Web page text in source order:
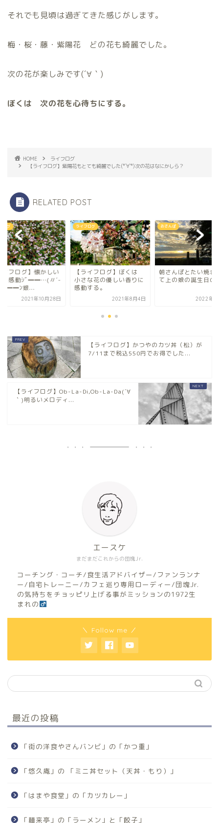
それでも見頃は過ぎてきた感じがします。
梅・桜・藤・紫陽花 どの花も綺麗でした。
次の花が楽しみです(´∀｀)
ぼくは 次の花を心待ちにする。
HOME
ライフログ
【ライフログ】紫陽花もとても綺麗でした(*´∀`*)次の花はなにかしら？
RELATED POST
ログ
イフログ】懐かしい
に感動ｼﾞ━━…(〃´-
ﾝ銀...
2021年10月28日
ライフログ
【ライフログ】ぼくは
小さな花の優しい香りに
感動する。
2021年8月4日
おさんぽ
朝さんぽとたい焼き
て上の娘の誕生日の
2022年7
【ライフログ】かつやのカツ丼（松）が
7/11まで税込550円でお得でした...
【ライフログ】Ob-La-Di,Ob-La-Da(´∀
｀)明るいメロディ...
まだまだこれからの団塊Jr.
エースケ
コーチング・コーチ/食生活アドバイザー/ファンランナ
ー/自宅トレーニー/カフェ巡り専用ローディー/団塊Jr.
の気持ちをチョッピリ上げる事がミッションの1972生
まれの
＼ Follow me ／
最近の投稿
「街の洋食やさんバンビ」の「かつ重」
「悠久庵」の 「ミニ丼セット（天丼・もり）」
「はまや食堂」の「カツカレー」
「麺来亭」の「ラーメン」と「餃子」